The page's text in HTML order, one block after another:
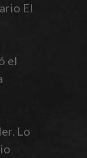
El
el
Lo